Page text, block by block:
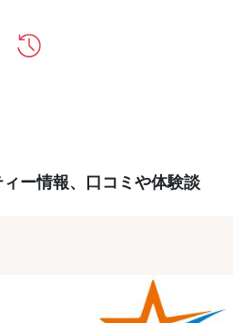
ー情報、口コミや体験談